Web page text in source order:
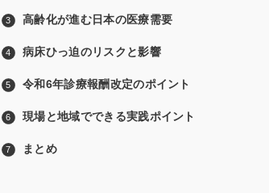
高齢化が進む日本の医療需要
病床ひっ迫のリスクと影響
令和6年診療報酬改定のポイント
現場と地域でできる実践ポイント
まとめ